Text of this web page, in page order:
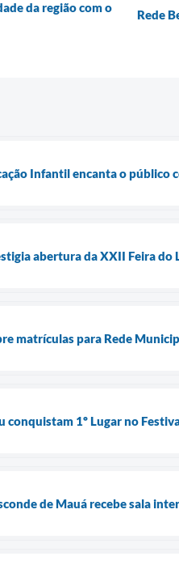
da região com o
Rede
Infantil encanta o público
abertura da XXII Feira do
matrículas para Rede
conquistam 1º Lugar no
de Mauá recebe sala